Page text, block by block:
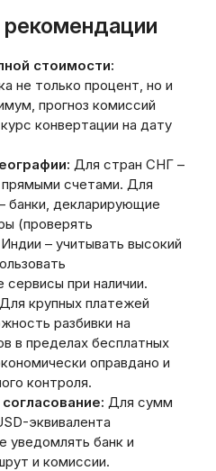
стоимости:
не только процент, но и
прогноз комиссий
конвертации на дату
Для стран СНГ –
прямыми счетами. Для
банки, декларирующие
(проверять
– учитывать высокий
сервисы при наличии.
Для крупных платежей
разбивки на
в пределах бесплатных
оправдано и
контроля.
Для сумм
эквивалента
уведомлять банк и
и комиссии.